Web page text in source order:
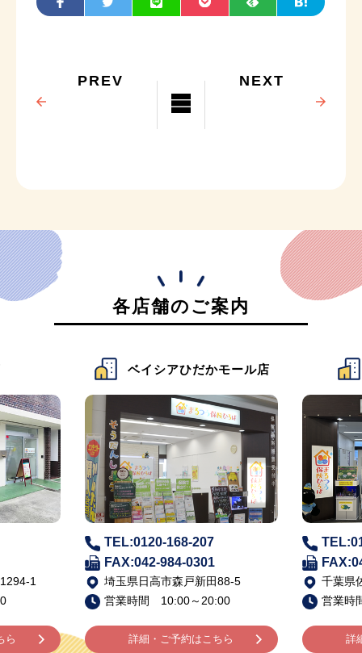
PREV NEXT
各店舗のご案内
1
ら
ベイシアひだかモール店
TEL:0120-168-207
FAX:042-984-0301
埼玉県日高市森戸新田88-5
営業時間 10:00～20:00
詳細・ご予約はこちら
千葉県
営業時
詳